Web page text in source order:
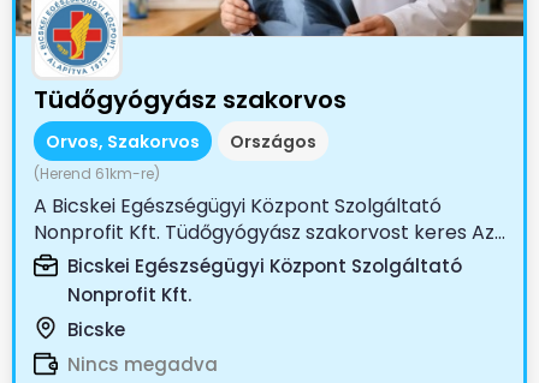
Tüdőgyógyász szakorvos
Orvos, Szakorvos Országos
(Herend 61km-re)
A Bicskei Egészségügyi Központ Szolgáltató
Nonprofit Kft. Tüdőgyógyász szakorvost keres Az...
Bicskei Egészségügyi Központ Szolgáltató
Nonprofit Kft.
Bicske
Nincs megadva